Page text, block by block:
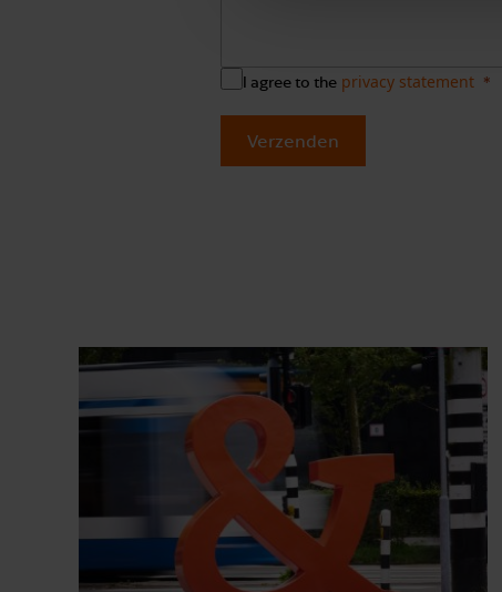
I agree to the privacy statement
Verzenden